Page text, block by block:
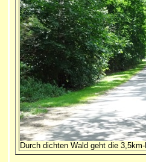
Durch dichten Wald geht die 3,5km-